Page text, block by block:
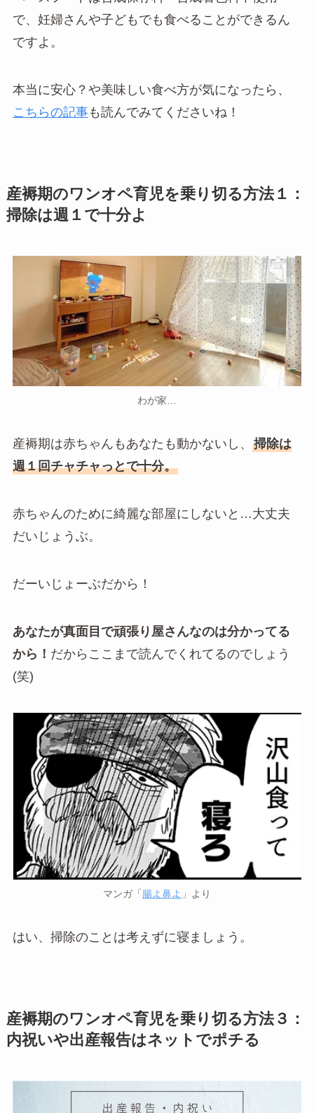
で、妊婦さんや子どもでも食べることができるん
ですよ。
本当に安心？や美味しい食べ方が気になったら、
こちらの記事も読んでみてくださいね！
産褥期のワンオペ育児を乗り切る方法１：
掃除は週１で十分よ
わが家…
産褥期は赤ちゃんもあなたも動かないし、 掃除は
週１回チャチャっとで十分。
赤ちゃんのために綺麗な部屋にしないと…大丈夫
だいじょうぶ。
だーいじょーぶだから！
あなたが真面目で頑張り屋さんなのは分かってる
から！ だからここまで読んでくれてるのでしょう
(笑)
マンガ「 腸よ鼻よ 」より
はい、掃除のことは考えずに寝ましょう。
産褥期のワンオペ育児を乗り切る方法３：
内祝いや出産報告はネットでポチる